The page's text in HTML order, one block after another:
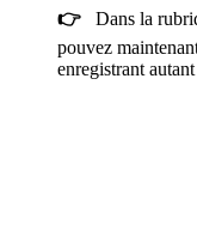
👉 Dans la
pouvez
enregistrant